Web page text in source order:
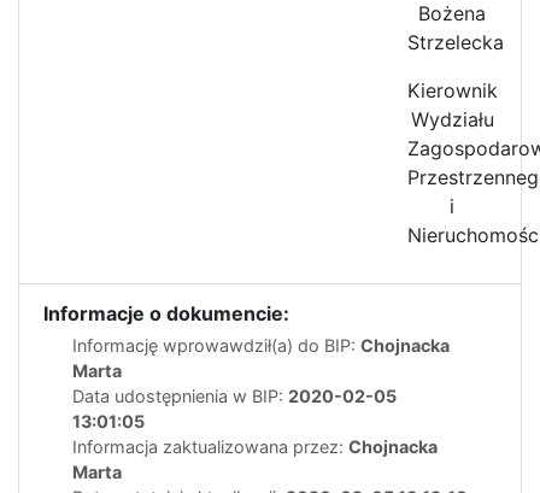
Bożena
Strzelecka
Kierownik
Wydziału
i
Informacje o dokumencie:
Informację wprowawdził(a) do BIP: Chojnacka
Marta
Data udostępnienia w BIP: 2020-02-05
13:01:05
Informacja zaktualizowana przez: Chojnacka
Marta